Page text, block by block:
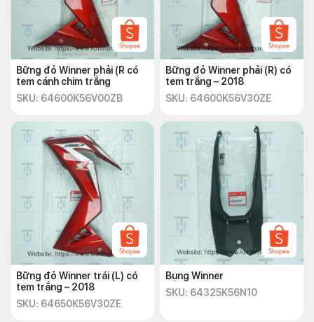
Bững đỏ Winner phải (R có
tem cánh chim trắng
SKU: 64600K56V00ZB
Bững đỏ Winner phải (R) có
tem trắng – 2018
SKU: 64600K56V30ZE
Bững đỏ Winner trái (L) có
tem trắng – 2018
SKU: 64650K56V30ZE
Bụng Winner
SKU: 64325K56N10